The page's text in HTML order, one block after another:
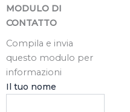
MODULO DI
CONTATTO
Compila e invia
questo modulo per
informazioni
Il tuo nome